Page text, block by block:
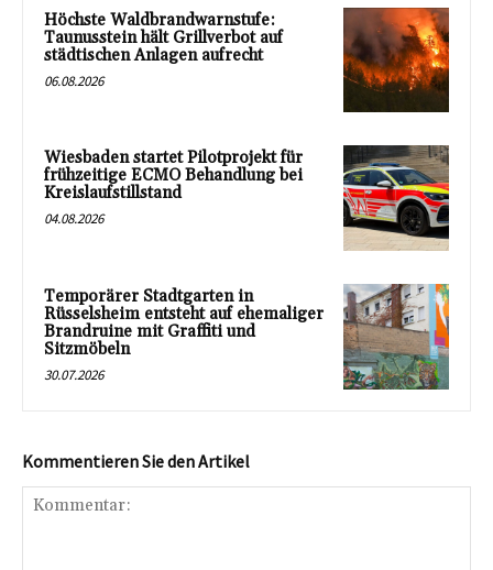
Höchste Waldbrandwarnstufe:
Taunusstein hält Grillverbot auf
städtischen Anlagen aufrecht
06.08.2026
Wiesbaden startet Pilotprojekt für
frühzeitige ECMO Behandlung bei
Kreislaufstillstand
04.08.2026
Temporärer Stadtgarten in
Rüsselsheim entsteht auf ehemaliger
Brandruine mit Graffiti und
Sitzmöbeln
30.07.2026
Kommentieren Sie den Artikel